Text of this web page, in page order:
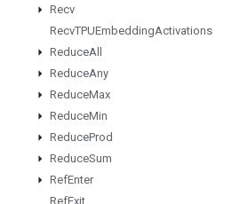
Recv
RecvTPUEmbeddingActivations
ReduceAll
ReduceAny
ReduceMax
ReduceMin
ReduceProd
ReduceSum
RefEnter
RefExit
जुड़े रहें
ब्लॉग
फ़ोरम